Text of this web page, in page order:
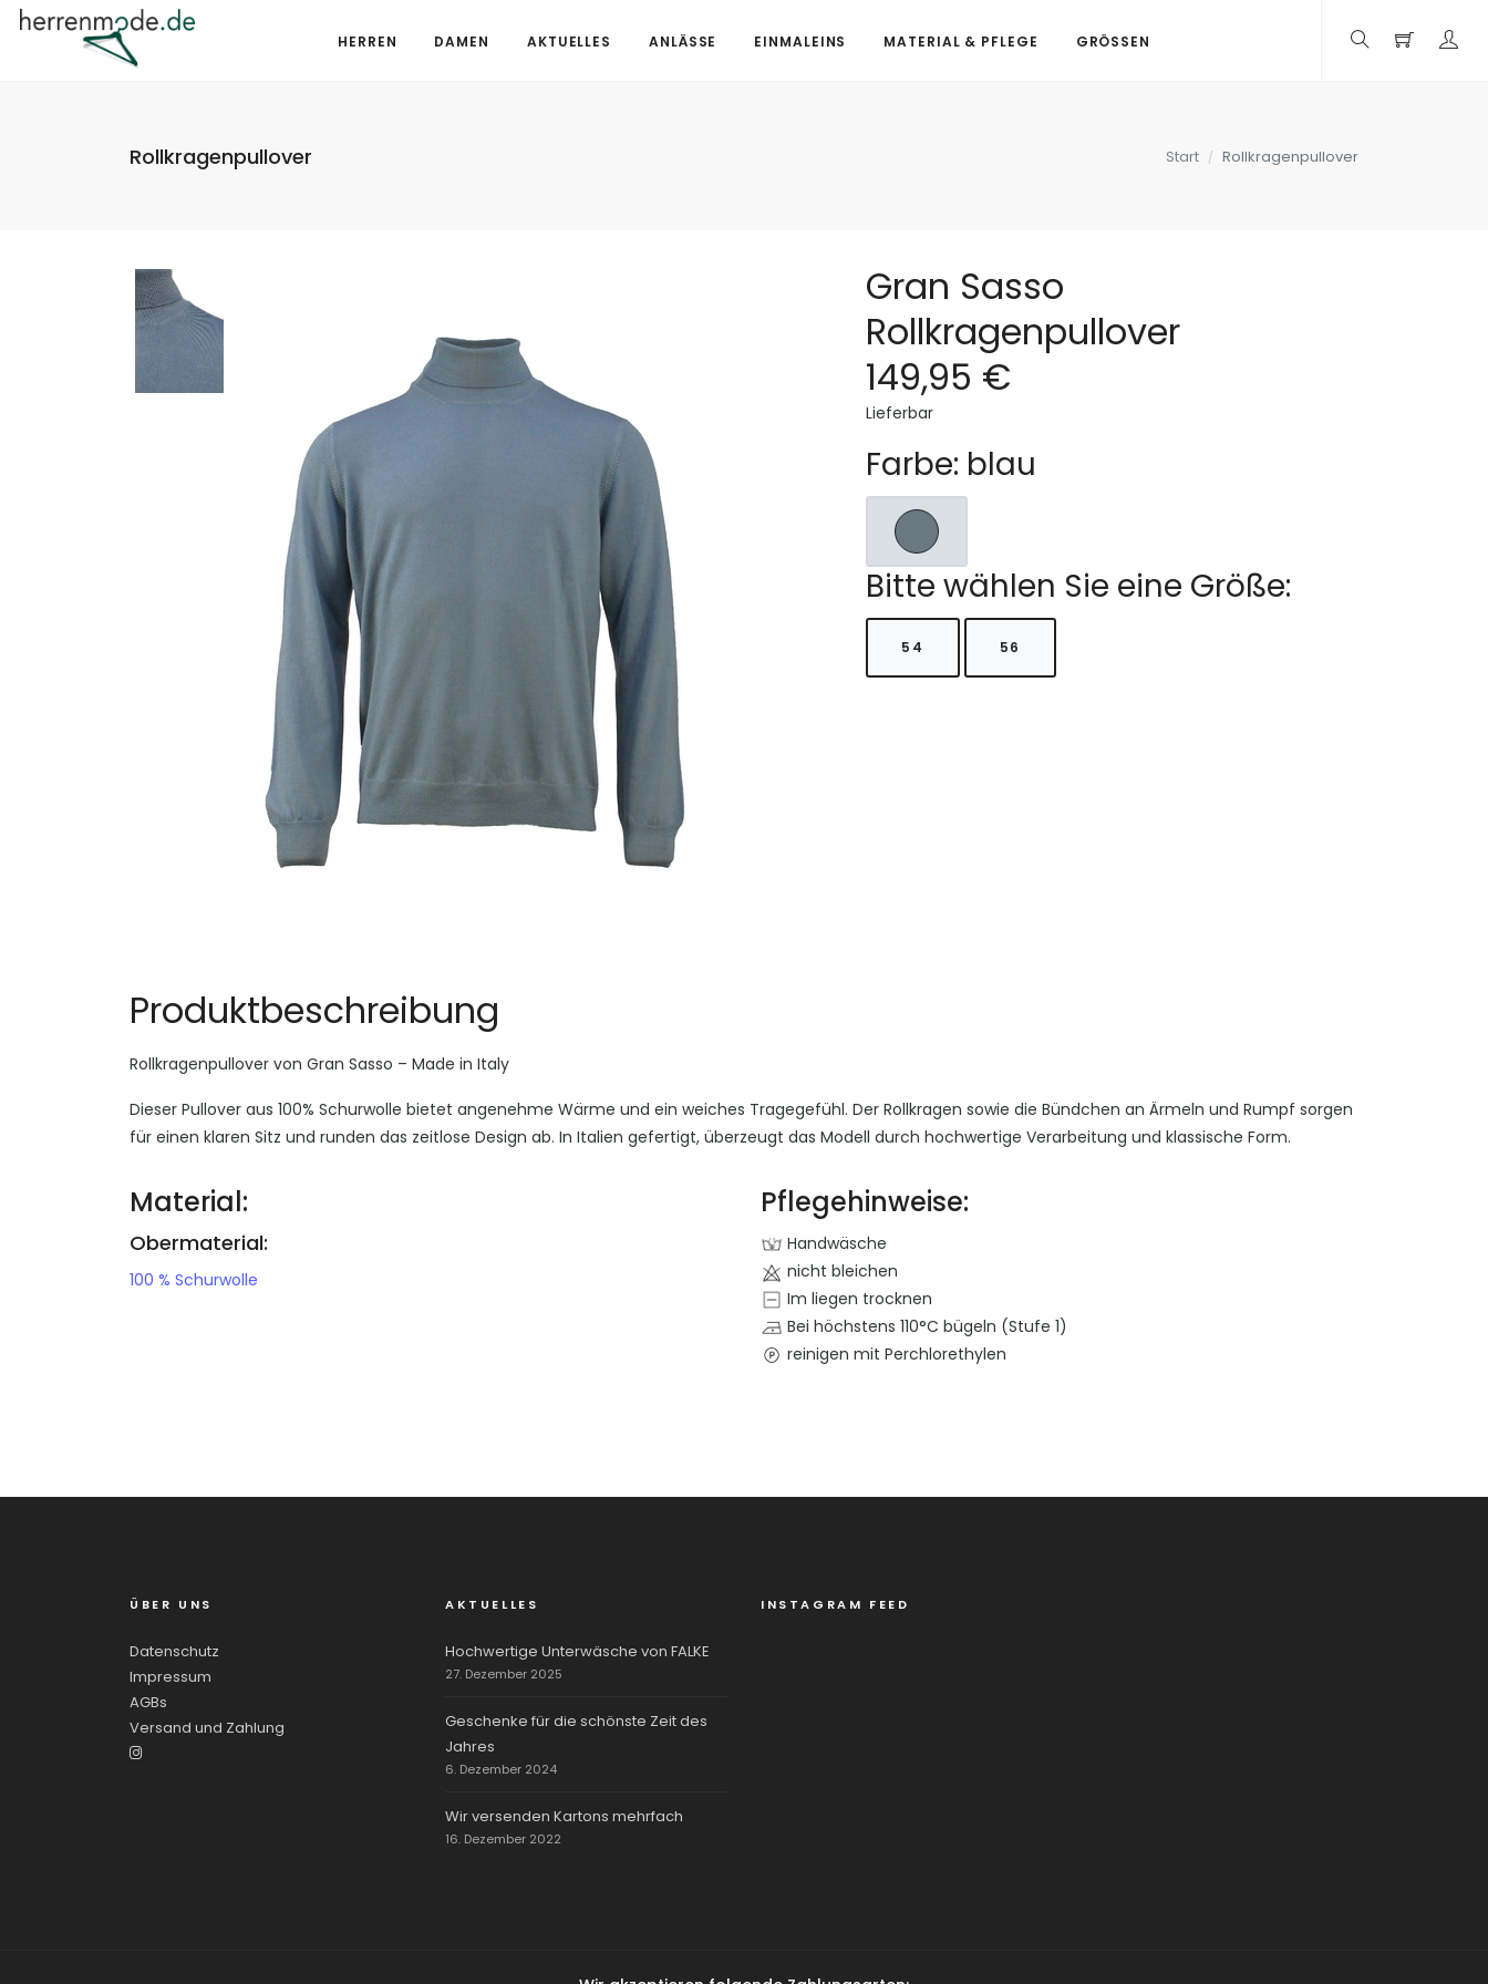
HERREN DAMEN AKTUELLES ANLÄSSE EINMALEINS MATERIAL & PFLEGE GRÖSSEN
Rollkragenpullover Start Rollkragenpullover
Gran Sasso
Rollkragenpullover
149,95 €
Lieferbar
Farbe: blau
Bitte wählen Sie eine Größe:
54 56
Produktbeschreibung
Rollkragenpullover von Gran Sasso – Made in Italy
Dieser Pullover aus 100% Schurwolle bietet angenehme Wärme und ein weiches Tragegefühl. Der Rollkragen sowie die Bündchen an Ärmeln und Rumpf sorgen
für einen klaren Sitz und runden das zeitlose Design ab. In Italien gefertigt, überzeugt das Modell durch hochwertige Verarbeitung und klassische Form.
Material:
Obermaterial:
100 % Schurwolle
Pflegehinweise:
Handwäsche
nicht bleichen
Im liegen trocknen
Bei höchstens 110°C bügeln (Stufe 1)
reinigen mit Perchlorethylen
ÜBER UNS
Datenschutz
Impressum
AGBs
Versand und Zahlung
AKTUELLES
Hochwertige Unterwäsche von FALKE
27. Dezember 2025
Geschenke für die schönste Zeit des
Jahres
6. Dezember 2024
Wir versenden Kartons mehrfach
16. Dezember 2022
INSTAGRAM FEED